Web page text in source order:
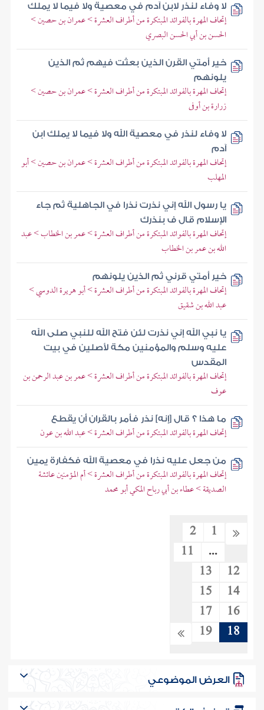
لا وفاء لنذر لابن آدم في معصية ولا فيما لا يملك
إتحاف المهرة بالفوائد المبتكرة من أطراف العشرة > عمران بن حصين >
الحسن بن أبي الحسن البصري
خير أمتي القرن الذين بعثت فيهم ثم الذين
يلونهم
إتحاف المهرة بالفوائد المبتكرة من أطراف العشرة > عمران بن حصين >
زرارة بن أوفى
لا وفاء لنذر في معصية الله ولا فيما لا يملك ابن
آدم
إتحاف المهرة بالفوائد المبتكرة من أطراف العشرة > عمران بن حصين > أبو
المهلب
يا رسول الله إني نذرت نذرا في الجاهلية ثم جاء
الإسلام قال ف بنذرك
إتحاف المهرة بالفوائد المبتكرة من أطراف العشرة > عمر بن الخطاب > عبد
الله بن عمر بن الخطاب
خير أمتي قرني ثم الذين يلونهم
إتحاف المهرة بالفوائد المبتكرة من أطراف العشرة > أبو هريرة الدوسي >
عبد الله بن شقيق
يا نبي الله إني نذرت لئن فتح الله للنبي صلى الله
عليه وسلم والمؤمنين مكة لأصلين في بيت
المقدس
إتحاف المهرة بالفوائد المبتكرة من أطراف العشرة > عمر بن عبد الرحمن بن
عوف
ما هذا ؟ قال [إنه] نذر فأمر بالقران أن يقطع
إتحاف المهرة بالفوائد المبتكرة من أطراف العشرة > عبد الله بن عون
من جعل عليه نذرا في معصية الله فكفارة يمين
إتحاف المهرة بالفوائد المبتكرة من أطراف العشرة > أم المؤمنين عائشة
الصديقة > عطاء بن أبي رباح المكي أبو محمد
1
2
...
11
12
13
14
15
16
17
18
19
العرض الموضوعي